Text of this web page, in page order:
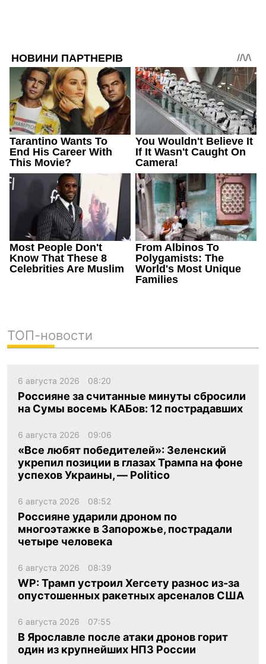
ТОП-новости
6 августа 2026 08:20
Россияне за считанные минуты сбросили
на Сумы восемь КАБов: 12 пострадавших
6 августа 2026 09:06
«Все любят победителей»: Зеленский
укрепил позиции в глазах Трампа на фоне
успехов Украины, — Politico
6 августа 2026 08:52
Россияне ударили дроном по
многоэтажке в Запорожье, пострадали
четыре человека
6 августа 2026 08:39
WP: Трамп устроил Хегсету разнос из-за
опустошенных ракетных арсеналов США
6 августа 2026 07:55
В Ярославле после атаки дронов горит
один из крупнейших НПЗ России